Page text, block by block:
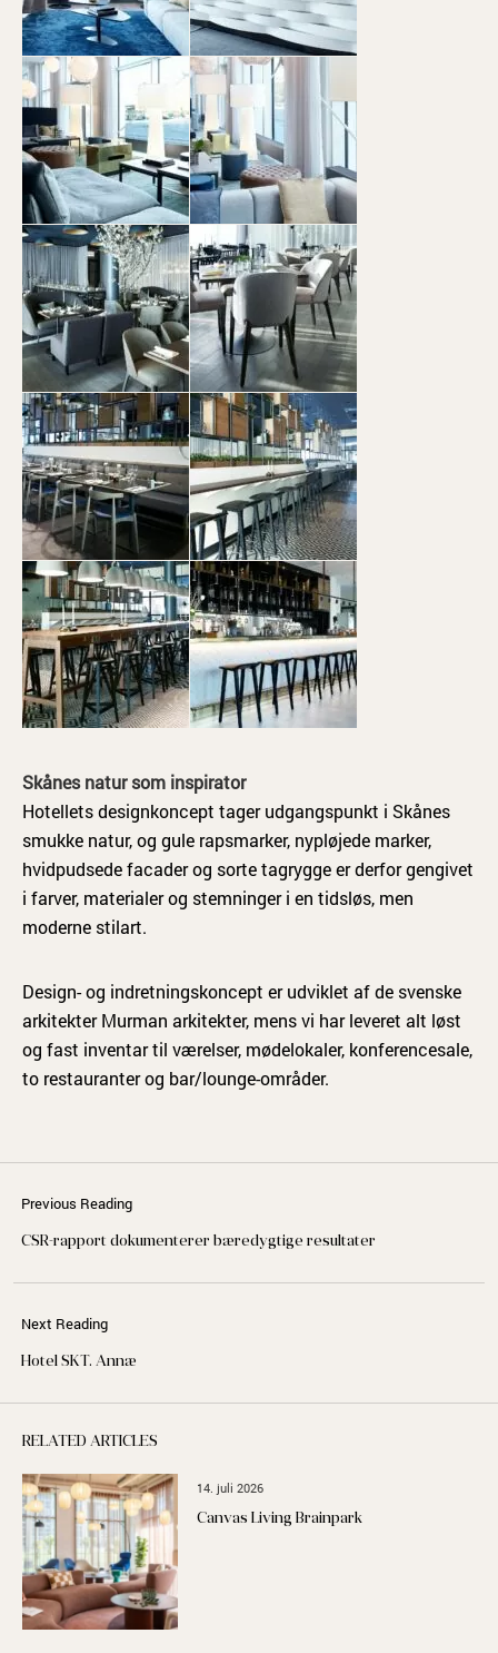
Skånes natur som inspirator
Hotellets designkoncept tager udgangspunkt i Skånes
smukke natur, og gule rapsmarker, nypløjede marker,
hvidpudsede facader og sorte tagrygge er derfor gengivet
i farver, materialer og stemninger i en tidsløs, men
moderne stilart.
Design- og indretningskoncept er udviklet af de svenske
arkitekter Murman arkitekter, mens vi har leveret alt løst
og fast inventar til værelser, mødelokaler, konferencesale,
to restauranter og bar/lounge-områder.
Previous Reading
CSR-rapport dokumenterer bæredygtige resultater
Next Reading
Hotel SKT. Annæ
RELATED ARTICLES
14. juli 2026
Canvas Living Brainpark